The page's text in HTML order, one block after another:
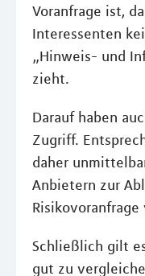
Voranfrage ist,
Interessenten
„Hinweis- und
zieht.
Darauf haben
Zugriff.
daher
Anbietern zur
Schließlich gilt
gut zu